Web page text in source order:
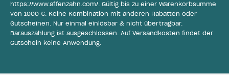
https://www.affenzahn.com/. Gültig bis zu einer Warenkorbsumme
von 1000 €. Keine Kombination mit anderen Rabatten oder
Gutscheinen. Nur einmal einlösbar & nicht übertragbar.
Barauszahlung ist ausgeschlossen. Auf Versandkosten findet der
Gutschein keine Anwendung.